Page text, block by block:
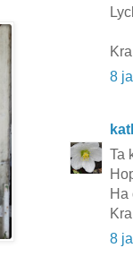
8
Ta
Ha
8